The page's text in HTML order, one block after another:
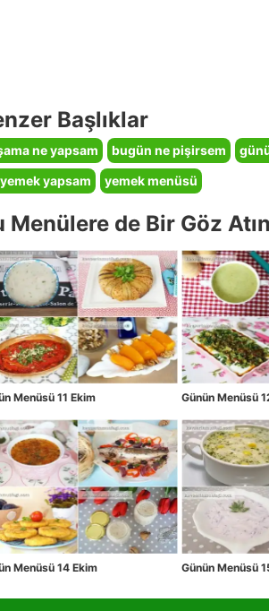
Başlıklar
ne yapsam bugün ne pişirsem
yapsam
yemek menüsü
Menülere de Bir Göz Atın
Menüsü 11 Ekim Günün Menüsü
Menüsü 14 Ekim Günün Menüsü